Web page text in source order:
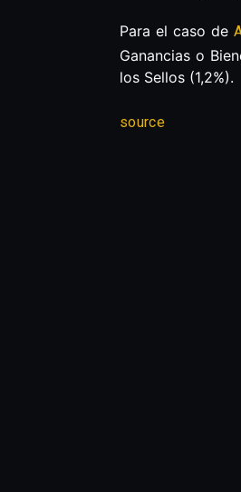
Para el caso de
Ganancias o
los Sellos (1,2%).
source